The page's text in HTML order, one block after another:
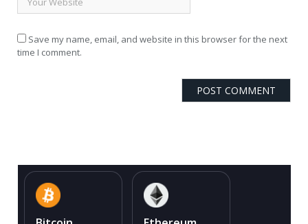
Save my name, email, and website in this browser for the next
time I comment.